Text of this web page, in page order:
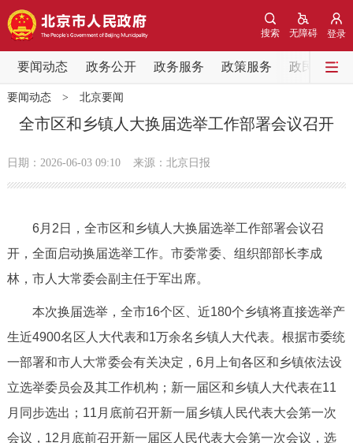
登录
无障碍
搜索
要闻动态 政务公开 政务服务 政策服务 政民互动
要闻动态
党中央精神
政务公开
市领导 机构职能
决策公开
政务服务
要闻动态> 北京要闻
全市区和乡镇人大换届选举工作部署会议召开
日期：2026-06-03 09:10 来源：北京日报
6月2日，全市区和乡镇人大换届选举工作部署会议召
开，全面启动换届选举工作。市委常委、组织部部长李成
林，市人大常委会副主任于军出席。
本次换届选举，全市16个区、近180个乡镇将直接选举产
生近4900名区人大代表和1万余名乡镇人大代表。根据市委统
一部署和市人大常委会有关决定，6月上旬各区和乡镇依法设
立选举委员会及其工作机构；新一届区和乡镇人大代表在11
月同步选出；11月底前召开新一届乡镇人民代表大会第一次
会议，12月底前召开新一届区人民代表大会第一次会议，选